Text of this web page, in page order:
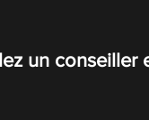
un conseiller